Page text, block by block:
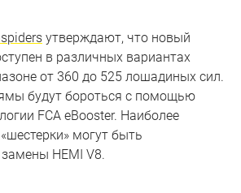
утверждают, что новый
в различных вариантах
от 360 до 525 лошадиных сил.
будут бороться с помощью
FCA eBooster. Наиболее
могут быть
HEMI V8.